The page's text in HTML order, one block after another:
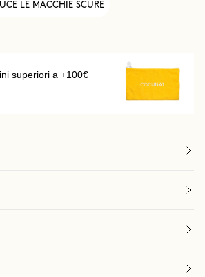
LE MACCHIE SCURE
superiori a +100€